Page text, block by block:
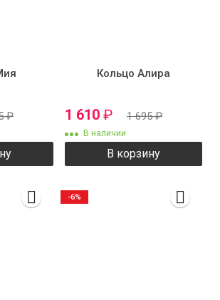
₽
Кольцо Алира
1 610 ₽ 1 695₽
В наличии
В корзину
-6%